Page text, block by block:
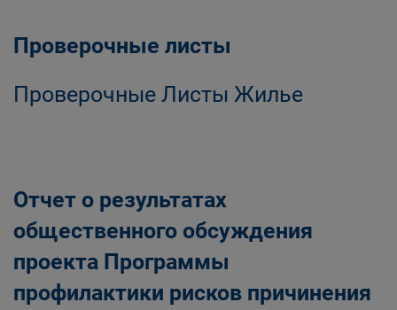
Муниципальный контроль
территории Беловского городского округа"
Проверочные листы
Проверочные Листы Жилье
Отчет о результатах
общественного обсуждения
проекта Программы
профилактики рисков причинения